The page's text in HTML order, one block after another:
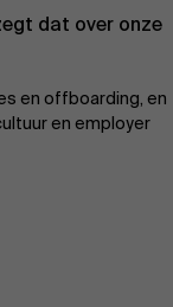
dat over onze
en offboarding, en
en employer